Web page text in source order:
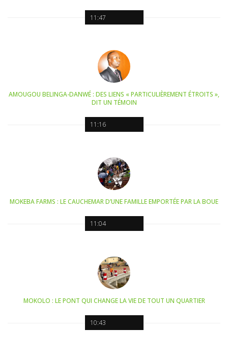
11:47
11:16
AMOUGOU BELINGA-DANWÉ : DES LIENS « PARTICULIÈREMENT ÉTROITS »,
DIT UN TÉMOIN
11:04
MOKEBA FARMS : LE CAUCHEMAR D’UNE FAMILLE EMPORTÉE PAR LA BOUE
10:43
MOKOLO : LE PONT QUI CHANGE LA VIE DE TOUT UN QUARTIER